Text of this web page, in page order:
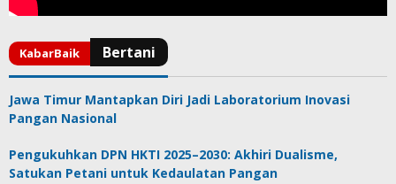
Jawa Timur Mantapkan Diri Jadi Laboratorium Inovasi
Pangan Nasional
Pengukuhkan DPN HKTI 2025–2030: Akhiri Dualisme,
Satukan Petani untuk Kedaulatan Pangan